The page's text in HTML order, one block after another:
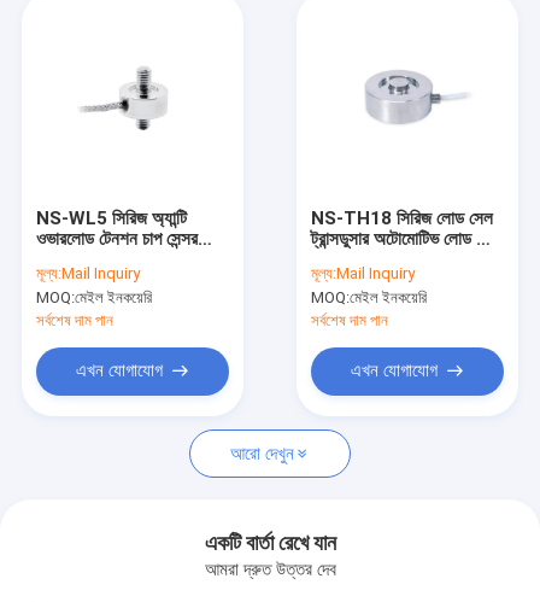
আমাদের সম্বন্ধে
আমাদের সাথে যোগাযোগ
একটি উদ্ধৃতি অনুরোধ করুন
ওয়েল্ডিং হেডস এবং অ্যাকচুয়েটর
NS-WL5 সিরিজ অ্যান্টি
ওভারলোড টেনশন চাপ সেন্সর
মূল্য:Mail Inquiry
MOQ:মেইল ইনকয়েরি
সর্বশেষ দাম পান
এখন যোগাযোগ
NS-TH18 সিরিজ লোড সেল
ট্রান্সডুসার অটোমোটিভ লোড সেল
মূল্য:Mail Inquiry
MOQ:মেইল ইনকয়েরি
সর্বশেষ দাম পান
এখন যোগাযোগ
আরো দেখুন
একটি বার্তা রেখে যান
আমরা দ্রুত উত্তর দেব